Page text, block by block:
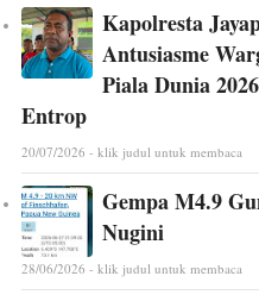
Kapolresta
Antusiasme
Piala Dunia
Entrop
20/07/2026 - klik judul untuk membaca
Gempa M4.9
Nugini
28/06/2026 - klik judul untuk membaca